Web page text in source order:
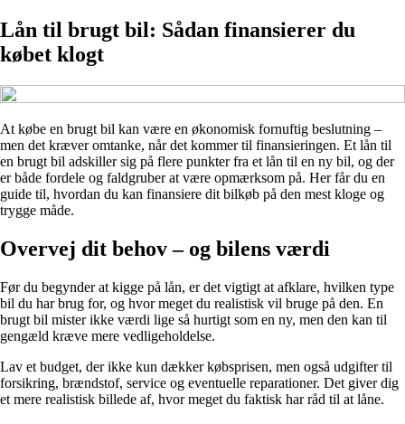
Lån til brugt bil: Sådan finansierer du
købet klogt
At købe en brugt bil kan være en økonomisk fornuftig beslutning –
men det kræver omtanke, når det kommer til finansieringen. Et lån til
en brugt bil adskiller sig på flere punkter fra et lån til en ny bil, og der
er både fordele og faldgruber at være opmærksom på. Her får du en
guide til, hvordan du kan finansiere dit bilkøb på den mest kloge og
trygge måde.
Overvej dit behov – og bilens værdi
Før du begynder at kigge på lån, er det vigtigt at afklare, hvilken type
bil du har brug for, og hvor meget du realistisk vil bruge på den. En
brugt bil mister ikke værdi lige så hurtigt som en ny, men den kan til
gengæld kræve mere vedligeholdelse.
Lav et budget, der ikke kun dækker købsprisen, men også udgifter til
forsikring, brændstof, service og eventuelle reparationer. Det giver dig
et mere realistisk billede af, hvor meget du faktisk har råd til at låne.